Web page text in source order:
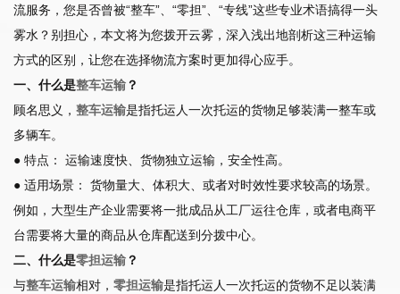
流服务，您是否曾被“整车”、“零担”、“专线”这些专业术语搞得一头
雾水？别担心，本文将为您拨开云雾，深入浅出地剖析这三种运输
方式的区别，让您在选择物流方案时更加得心应手。
一、什么是整车运输？
顾名思义， 整车运输是指托运人一次托运的货物足够装满一整车或
多辆车。
● 特点： 运输速度快、货物独立运输，安全性高。
● 适用场景： 货物量大、体积大、或者对时效性要求较高的场景。
例如，大型生产企业需要将一批成品从工厂运往仓库，或者电商平
台需要将大量的商品从仓库配送到分拨中心。
二、什么是零担运输？
与整车运输相对， 零担运输是指托运人一次托运的货物不足以装满